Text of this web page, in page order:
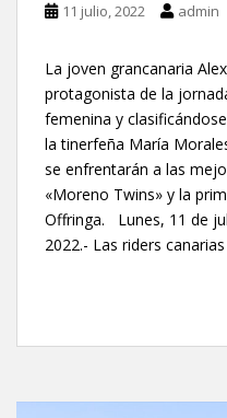
11 julio, 2022 admin
La joven grancanaria
protagonista de la
femenina y
la tinerfeña María
se enfrentarán a las
«Moreno Twins» y la
Offringa. Lunes, 11 de
2022.- Las riders